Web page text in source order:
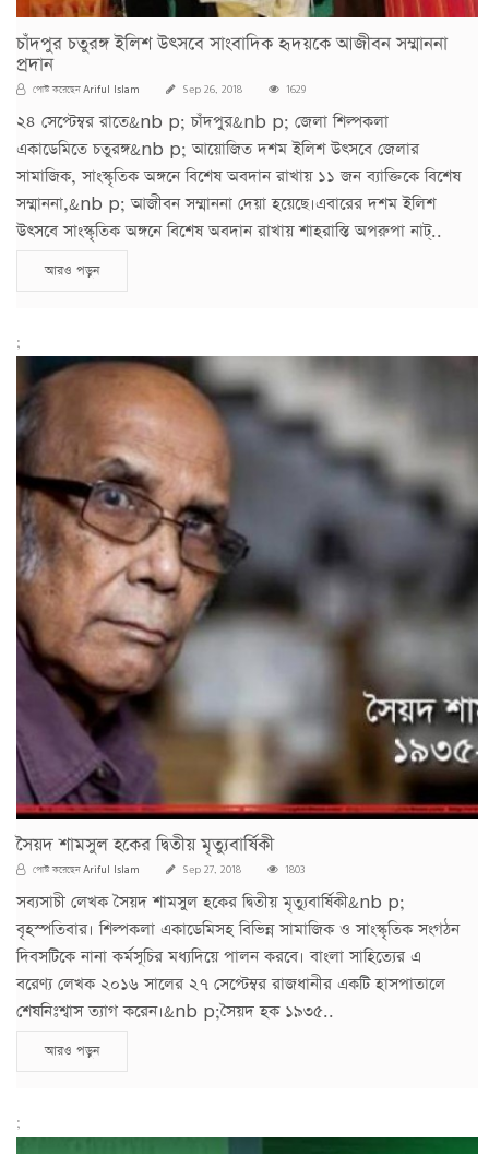
চাঁদপুর চতুরঙ্গ ইলিশ উৎসবে সাংবাদিক হৃদয়কে আজীবন সম্মাননা
প্রদান
পোস্ট করেছেনAriful Islam Sep 26, 2018 1629
২৪ সেপ্টেম্বর রাতে&nb p; চাঁদপুর&nb p; জেলা শিল্পকলা
একাডেমিতে চতুরঙ্গ&nb p; আয়োজিত দশম ইলিশ উৎসবে জেলার
সামাজিক, সাংস্কৃতিক অঙ্গনে বিশেষ অবদান রাখায় ১১ জন ব্যাক্তিকে বিশেষ
সম্মাননা,&nb p; আজীবন সম্মাননা দেয়া হয়েছে।এবারের দশম ইলিশ
উৎসবে সাংস্কৃতিক অঙ্গনে বিশেষ অবদান রাখায় শাহরাস্তি অপরুপা নাট্..
আরও পড়ুন
;
সৈয়দ শামসুল হকের দ্বিতীয় মৃত্যুবার্ষিকী
পোস্ট করেছেনAriful Islam Sep 27, 2018 1803
সব্যসাচী লেখক সৈয়দ শামসুল হকের দ্বিতীয় মৃত্যুবার্ষিকী&nb p;
বৃহস্পতিবার। শিল্পকলা একাডেমিসহ বিভিন্ন সামাজিক ও সাংস্কৃতিক সংগঠন
দিবসটিকে নানা কর্মসূচির মধ্যদিয়ে পালন করবে। বাংলা সাহিত্যের এ
বরেণ্য লেখক ২০১৬ সালের ২৭ সেপ্টেম্বর রাজধানীর একটি হাসপাতালে
শেষনিঃশ্বাস ত্যাগ করেন।&nb p;সৈয়দ হক ১৯৩৫..
আরও পড়ুন
;